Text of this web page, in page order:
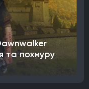
та похмуру